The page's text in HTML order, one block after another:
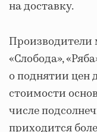
на доставку.
Производители
«Слобода»,
о поднятии цен
стоимости
числе
приходится